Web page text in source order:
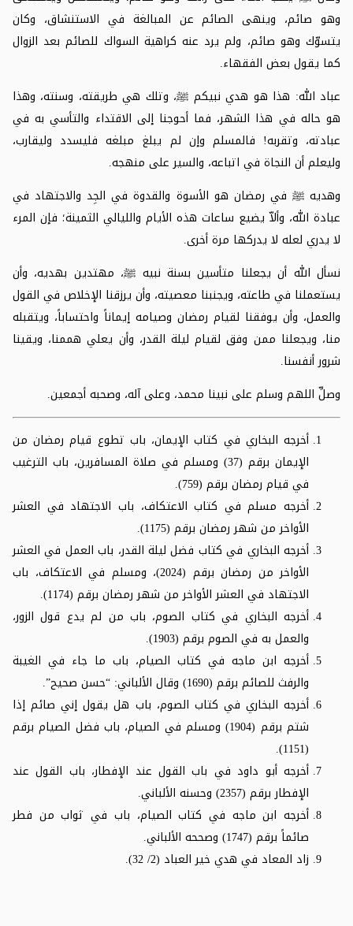
وهو صائم، وينهى الصائم عن المبالغة في الاستنشاق، وكان
يتسوّك وهو صائم، ولم يرد عنه كراهية السواك للصائم بعد الزوال
كما يقول بعض الفقهاء.
عباد الله: هذا هو هدي نبيكم ﷺ، وتلك هي طريقته، وسنته، وهذا
هو حاله في هذا الشهر، فما أحوجنا إلى الاقتداء والتأسي به في
عبادته، وتقربه! فالمسلم وإن لم يبلغ مبلغه فليسدد وليقارب،
وليعلم أن النجاة في اتباعه، والسير على منهجه.
وهديهﷺ في رمضان هو الأسوة والقدوة في الجِد والاجتهاد في
عبادة الله، وألاّ يضيع ساعات هذه الأيام والليالي الثمينة؛ فإن المرء
لا يدري لعله لا يدركها مرة أخرى.
نسأل الله أن يجعلنا متأسين بسنة نبيه ﷺ، مهتدين بهديه، وأن
يستعملنا في طاعته، ويجنبنا معصيته، وأن يرزقنا الإخلاص في القول
والعمل، وأن يوفقنا لقيام رمضان وصيامه إيماناً واحتساباً، ويتقبله
منا، ويجعلنا ممن وفق لقيام ليلة القدر، وأن يعلي هممنا، ويقينا
شرور أنفسنا.
وصلِّ اللهم وسلم على نبينا محمد، وعلى آله، وصحبه أجمعين.
أخرجه البخاري في كتاب الإيمان، باب تطوع قيام رمضان من
الإيمان برقم (37) ومسلم في صلاة المسافرين، باب الترغيب
في قيام رمضان برقم (759).
أخرجه مسلم في كتاب الاعتكاف، باب الاجتهاد في العشر
الأواخر من شهر رمضان برقم (1175).
أخرجه البخاري في كتاب فضل ليلة القدر، باب العمل في العشر
الأواخر من رمضان برقم (2024)، ومسلم في الاعتكاف، باب
الاجتهاد في العشر الأواخر من شهر رمضان برقم (1174).
أخرجه البخاري في كتاب الصوم، باب من لم يدع قول الزور،
والعمل به في الصوم برقم (1903).
أخرجه ابن ماجه في كتاب الصيام، باب ما جاء في الغيبة
والرفث للصائم برقم (1690) وقال الألباني: “حسن صحيح”.
أخرجه البخاري في كتاب الصوم، باب هل يقول إني صائم إذا
شتم برقم (1904) ومسلم في الصيام، باب فضل الصيام برقم
(1151).
أخرجه أبو داود في باب القول عند الإفطار، باب القول عند
الإفطار برقم (2357) وحسنه الألباني.
أخرجه ابن ماجه في كتاب الصيام، باب في ثواب من فطر
صائماً برقم (1747) وصححه الألباني.
زاد المعاد في هدي خير العباد (2/ 32).